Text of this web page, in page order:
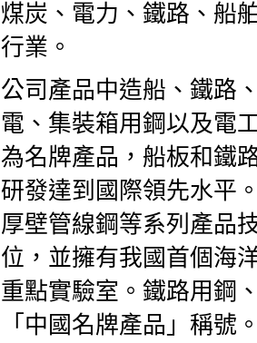
煤炭、電力、鐵路、船
行業。
公司產品中造船、鐵路
電、集裝箱用鋼以及電
為名牌產品，船板和鐵
研發達到國際領先水平
厚壁管線鋼等系列產品
位，並擁有我國首個海
重點實驗室。鐵路用鋼
「中國名牌產品」稱號